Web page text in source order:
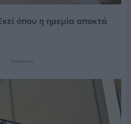
όπου η ηρεμία αποκτά
Διαφήμιση